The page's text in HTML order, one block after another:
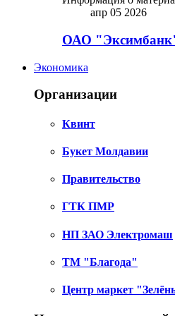
апр 05 2026
ОАО
Экономика
Организации
Квинт
Букет Молдавии
Правительство
ГТК ПМР
НП ЗАО Электромаш
ТМ "Благода"
Центр маркет